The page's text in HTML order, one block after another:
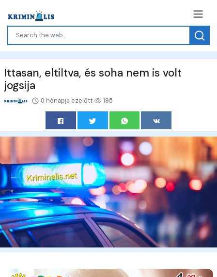
Ittasan, eltiltva, és soha nem is volt
jogsija
8 hónapja ezelőtt 195